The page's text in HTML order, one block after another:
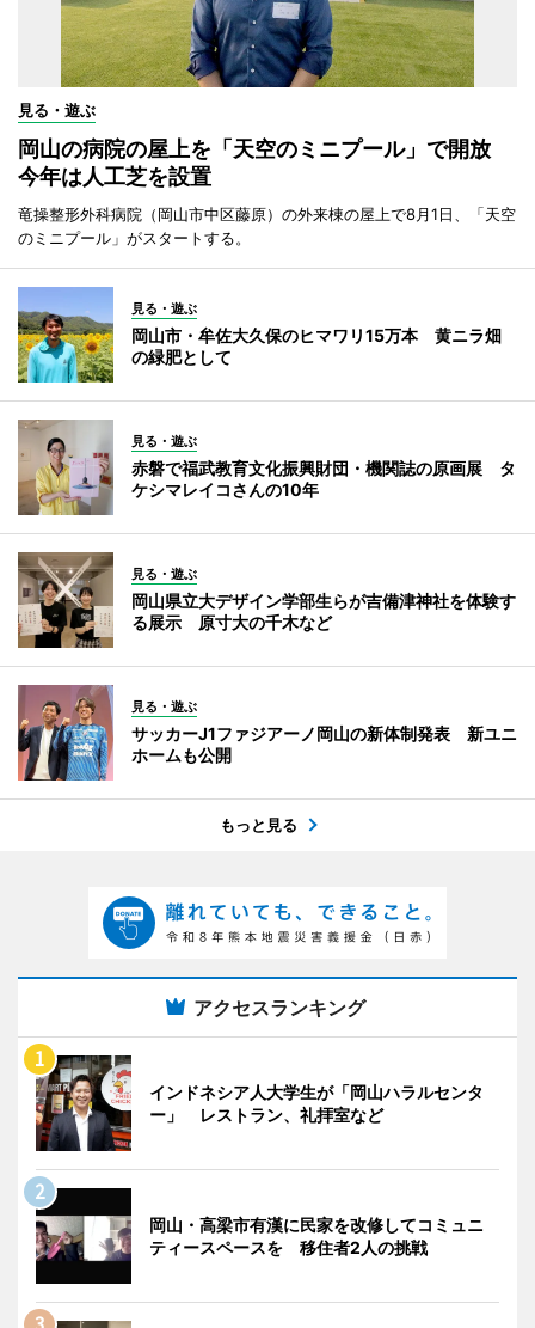
見る・遊ぶ
岡山の病院の屋上を「天空のミニプール」で開放
今年は人工芝を設置
竜操整形外科病院（岡山市中区藤原）の外来棟の屋上で8月1日、「天空
のミニプール」がスタートする。
見る・遊ぶ
岡山市・牟佐大久保のヒマワリ15万本 黄ニラ畑
の緑肥として
見る・遊ぶ
赤磐で福武教育文化振興財団・機関誌の原画展 タ
ケシマレイコさんの10年
見る・遊ぶ
岡山県立大デザイン学部生らが吉備津神社を体験す
る展示 原寸大の千木など
見る・遊ぶ
サッカーJ1ファジアーノ岡山の新体制発表 新ユニ
ホームも公開
もっと見る
アクセスランキング
インドネシア人大学生が「岡山ハラルセンタ
ー」 レストラン、礼拝室など
岡山・高梁市有漢に民家を改修してコミュニ
ティースペースを 移住者2人の挑戦